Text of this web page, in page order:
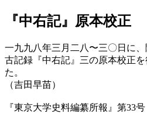
『中右記』原本校正
一九九八年三月二八〜三〇日に
古記録『中右記』三の原本校正を
た
（吉田早苗）
『東京大学史料編纂所報』第33号